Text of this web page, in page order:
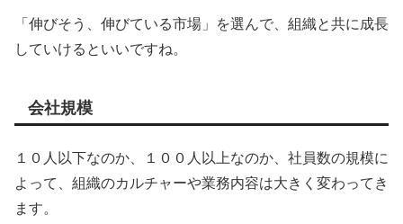
「伸びそう、伸びている市場」を選んで、組織と共に成長
していけるといいですね。
会社規模
１０人以下なのか、１００人以上なのか、社員数の規模に
よって、組織のカルチャーや業務内容は大きく変わってき
ます。